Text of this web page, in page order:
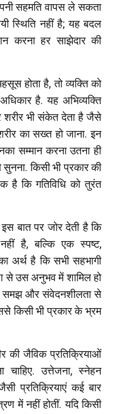
सहमति वापस ले सकता
स्थिति नहीं है; यह बदल
करना हर साझेदार की
होता है, तो व्यक्ति को
है. यह अभिव्यक्ति
शरीर भी संकेत देता है जैसे
का सख्त हो जाना. इन
सम्मान करना उतना ही
सुनना. किसी भी प्रकार की
है कि गतिविधि को तुरंत
बात पर जोर देती है कि
है, बल्कि एक स्पष्ट,
अर्थ है कि सभी सहभागी
से उस अनुभव में शामिल हो
समझ और संवेदनशीलता से
किसी भी प्रकार के भ्रम
की जैविक प्रतिक्रियाओं
उत्तेजना, स्नेहन
प्रतिक्रियाएं कई बार
में नहीं होतीं. यदि किसी